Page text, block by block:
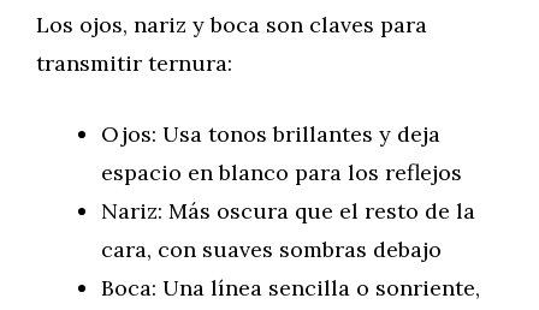
Los ojos, nariz y boca son claves para
transmitir ternura:
Ojos: Usa tonos brillantes y deja
espacio en blanco para los reflejos
Nariz: Más oscura que el resto de la
cara, con suaves sombras debajo
Boca: Una línea sencilla o sonriente,